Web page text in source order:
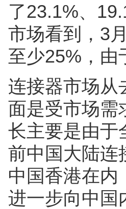
了23.1%、
市场看到，3
至少25%，由
连接器市场从
面是受市场需
长主要是由于
前中国大陆连
中国香港在内
进一步向中国